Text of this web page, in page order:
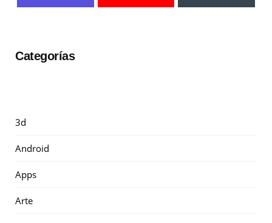
Categorías
3d
Android
Apps
Arte